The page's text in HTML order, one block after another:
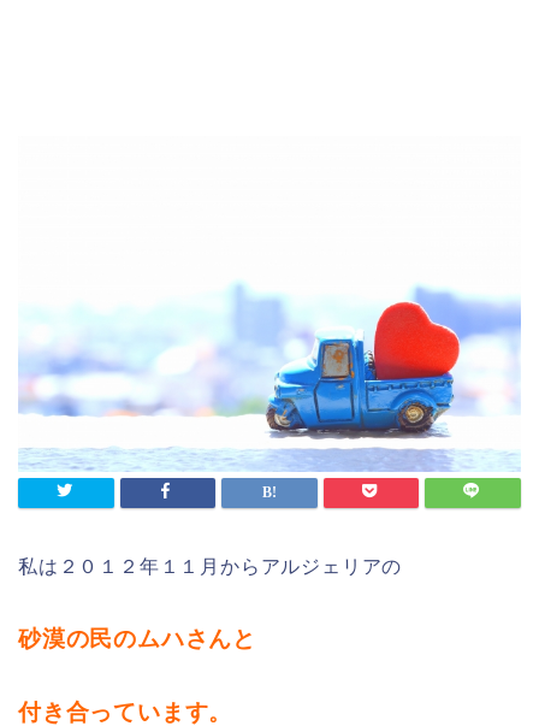
私は２０１２年１１月からアルジェリアの
砂漠の民のムハさんと
付き合っています。